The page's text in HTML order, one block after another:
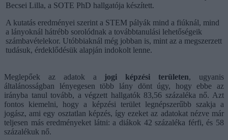
Becsei Lilla, a SOTE PhD hallgatója készített.
A kutatás eredményei szerint a STEM pályák mind a fiúknál, mind
a lányoknál hátrébb sorolódnak a továbbtanulási lehetőségeik
számbavételekor. Utóbbiaknál még jobban is, mint az a megszerzett
tudásuk, érdeklődésük alapján indokolt lenne.
Meglepőek az adatok a jogi képzési területen, ugyanis
általánosságban lényegesen több lány dönt úgy, hogy ebbe az
irányba tanul tovább, a végzett hallgatók 83,56 százaléka nő. Azt
fontos kiemelni, hogy a képzési terület legnépszerűbb szakja a
jogász, ami egy osztatlan képzés, így ezeket az adatokat nézve már
teljesen más eredményeket látni: a diákok 42 százaléka férfi, és 58
százalékuk nő.